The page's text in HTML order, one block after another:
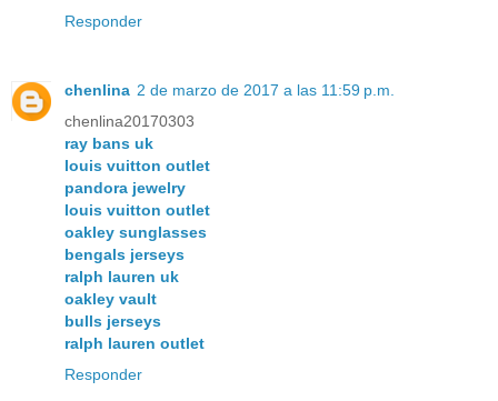
Responder
chenlina 2 de marzo de 2017 a las 11:59 p.m.
chenlina20170303
ray bans uk
louis vuitton outlet
pandora jewelry
louis vuitton outlet
oakley sunglasses
bengals jerseys
ralph lauren uk
oakley vault
bulls jerseys
ralph lauren outlet
Responder